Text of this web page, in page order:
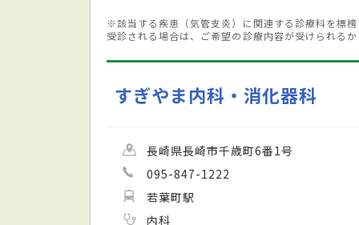
※該当する疾患（気管支炎）に関連する診療科を標
受診される場合は、ご希望の診療内容が受けられる
すぎやま内科・消化器科
長崎県長崎市千歳町6番1号
095-847-1222
若葉町駅
内科